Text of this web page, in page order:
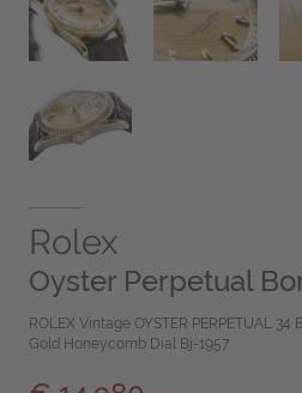
Rolex
Oyster Perpetual
ROLEX Vintage OYSTER PERPETUAL
Gold Honeycomb Dial Bj-1957